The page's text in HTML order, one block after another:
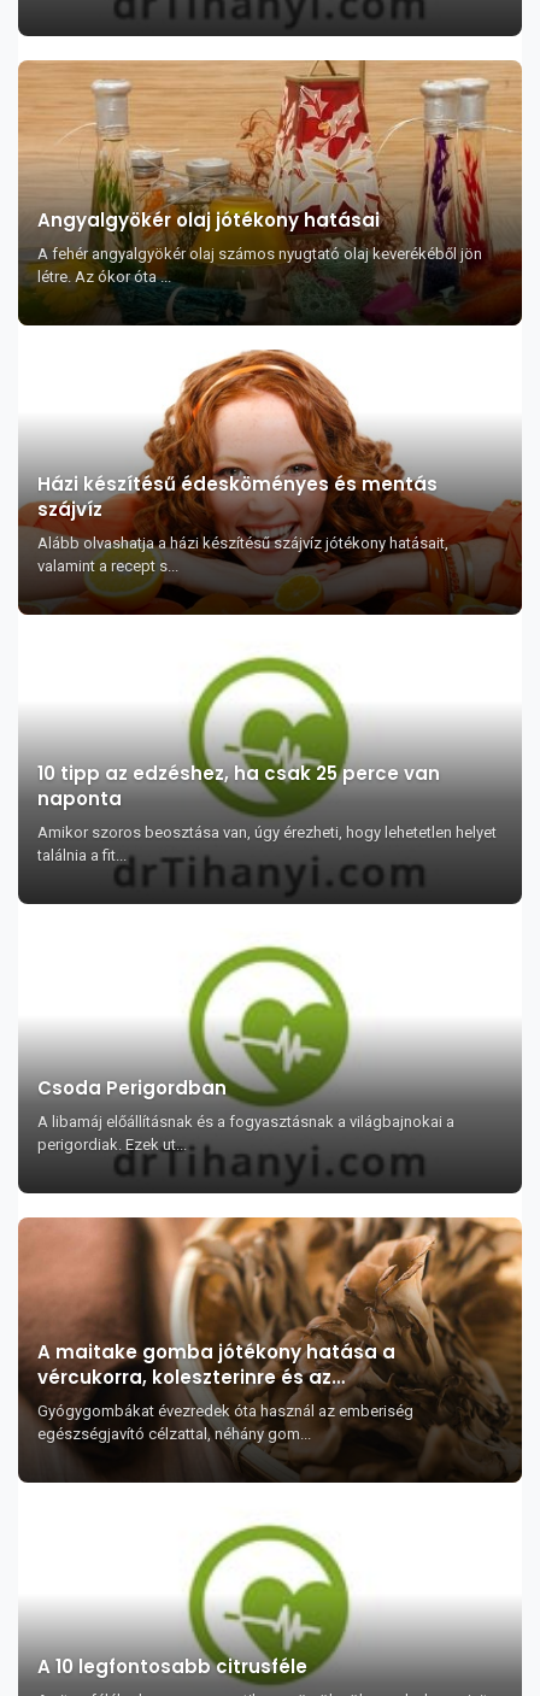
Angyalgyökér olaj jótékony hatásai
A fehér angyalgyökér olaj számos nyugtató olaj keverékéből jön
létre. Az ókor óta ...
Házi készítésű édesköményes és mentás
szájvíz
Alább olvashatja a házi készítésű szájvíz jótékony hatásait,
valamint a recept s...
10 tipp az edzéshez, ha csak 25 perce van
naponta
Amikor szoros beosztása van, úgy érezheti, hogy lehetetlen helyet
találnia a fit...
Csoda Perigordban
A libamáj előállításnak és a fogyasztásnak a világbajnokai a
perigordiak. Ezek ut...
A maitake gomba jótékony hatása a
vércukorra, koleszterinre és az
immunrendszerre
Gyógygombákat évezredek óta használ az emberiség
egészségjavító célzattal, néhány gom...
A 10 legfontosabb citrusféle